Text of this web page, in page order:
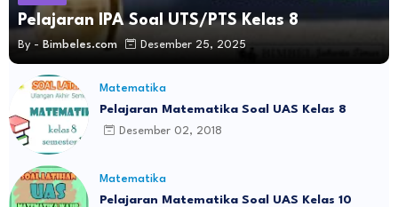
Pelajaran IPA Soal UTS/PTS Kelas 8
By - Bimbeles.com Desember 25, 2025
Matematika
Pelajaran Matematika Soal UAS Kelas 8
Desember 02, 2018
Matematika
Pelajaran Matematika Soal UAS Kelas 10